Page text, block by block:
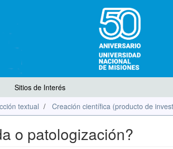
Sitios de Interés
textual Creación científica (producto de
o patologización?